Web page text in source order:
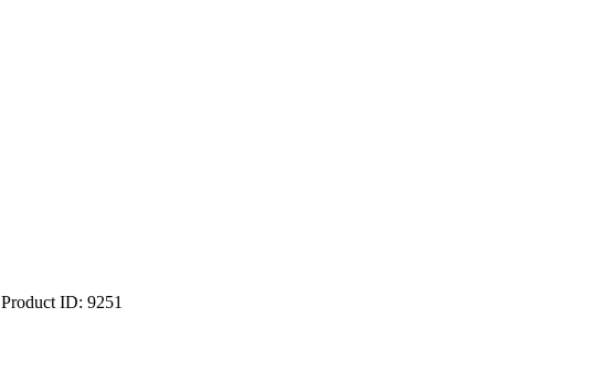
Product ID: 9251